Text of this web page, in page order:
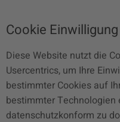
Cookie
Diese Website nutzt die
Usercentrics, um Ihre
bestimmter Cookies auf
bestimmter Technologien
datenschutzkonform zu